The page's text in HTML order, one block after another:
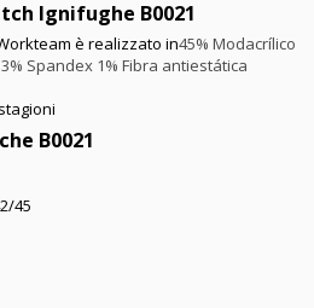
Ignifughe B0021
è realizzato in45% Modacrílico
Spandex 1% Fibra antiestática
B0021
45